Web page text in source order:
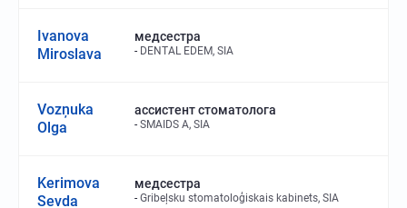
Ivanova
Miroslava
медсестра
DENTAL EDEM, SIA
Vozņuka
Olga
ассистент стоматолога
SMAIDS A, SIA
Kerimova
Sevda
медсестра
Gribeļsku stomatoloģiskais kabinets, SIA